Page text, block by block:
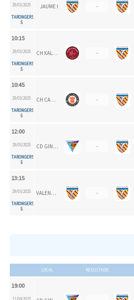
29/03/2025
TARONGERS
5
JAUME I -
10:15
29/03/2025
TARONGERS
5
CH XALOC 1993 -
10:45
29/03/2025
TARONGERS
5
CH CARPESA -
12:00
29/03/2025
TARONGERS
5
CD GINER CELESTE -
13:15
29/03/2025
TARONGERS
5
VALENCIA CH -
LOCAL RESULTADO
19:00
11/04/2025